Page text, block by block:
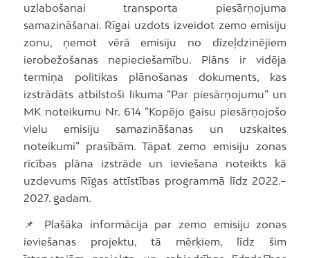
uzlabošanai transporta piesārņojuma
samazināšanai. Rīgai uzdots izveidot zemo emisiju
zonu, ņemot vērā emisiju no dīzeļdzinējiem
ierobežošanas nepieciešamību. Plāns ir vidēja
termiņa politikas plānošanas dokuments, kas
izstrādāts atbilstoši likuma “Par piesārņojumu” un
MK noteikumu Nr. 614 “Kopējo gaisu piesārņojošo
vielu emisiju samazināšanas un uzskaites
noteikumi” prasībām. Tāpat zemo emisiju zonas
rīcības plāna izstrāde un ieviešana noteikts kā
uzdevums Rīgas attīstības programmā līdz 2022.–
2027. gadam.
📌 Plašāka informācija par zemo emisiju zonas
ieviešanas projektu, tā mērķiem, līdz šim